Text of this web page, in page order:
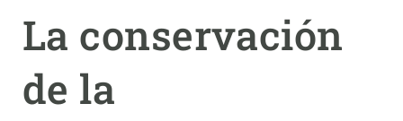
La conservación
de la
menu
INVESTIGACIÓN
CIENCIA EN ACCIÓN